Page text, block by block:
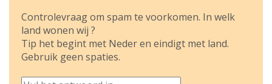
Controlevraag om spam te voorkomen. In welk
land wonen wij ?
Tip het begint met Neder en eindigt met land.
Gebruik geen spaties.